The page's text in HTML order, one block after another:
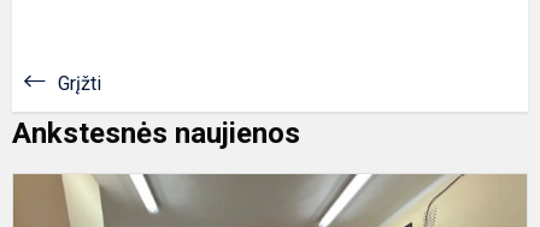
Grįžti
Ankstesnės naujienos